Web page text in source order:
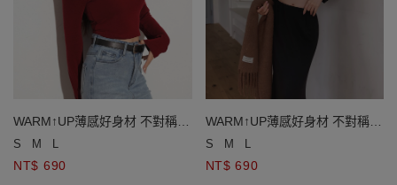
WARM↑UP薄感好身材 不對稱領
單肩挖空長袖短版發熱BRA TOP
S M L
NT$ 690
WARM↑UP薄感好身材 不對稱領
單肩挖空長袖短版發熱BRA TOP
S M L
NT$ 690